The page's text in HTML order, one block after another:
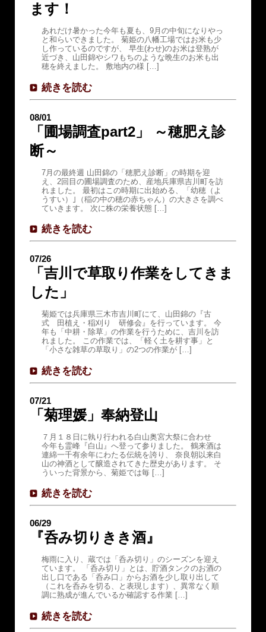
ます！
あれだけ暑かった今年も夏も、9月の中旬になりやっ
と和らいできました。 菊姫の八幡工場ではお米も少
し作っているのですが、 早生(わせ)のお米は登熟が
近づき、山田錦やシワもちのような晩生のお米も出
穂を終えました。 敷地内の様 […]
続きを読む
08/01
「圃場調査part2」 ～穂肥え診
断～
7月の最終週 山田錦の「穂肥え診断」の時期を迎
え、2回目の圃場調査のため、産地兵庫県吉川町を訪
れました。 最初はこの時期に出始める、「幼穂（よ
うすい）｣（稲の中の穂の赤ちゃん）の大きさを調べ
ていきます。 次に株の栄養状態 […]
続きを読む
07/26
「吉川で草取り作業をしてきま
した」
菊姫では兵庫県三木市吉川町にて、山田錦の『古
式 田植え・稲刈り 研修会』を行っています。 今
年も「中耕・除草」の作業を行うために、吉川を訪
れました。 この作業では、「軽く土を耕す事」と
「小さな雑草の草取り」の2つの作業が […]
続きを読む
07/21
「菊理媛」奉納登山
７月１８日に執り行われる白山奥宮大祭に合わせ
今年も霊峰『白山』へ登って参りました。 鶴来酒は
連綿一千有余年にわたる伝統を誇り、 奈良朝以来白
山の神酒として醸造されてきた歴史があります。 そ
ういった背景から、菊姫では毎 […]
続きを読む
06/29
『呑み切りきき酒』
梅雨に入り、蔵では「呑み切り」のシーズンを迎え
ています。 「呑み切り」とは、貯酒タンクのお酒の
出し口である「呑み口」からお酒を少し取り出して
（これを呑みを切る、と表現します）、異常なく順
調に熟成が進んでいるか確認する作業 […]
続きを読む